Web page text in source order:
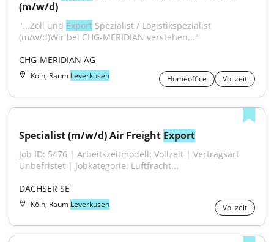
(m/w/d)
"...Zoll und Export Spezialist / Logistikspezialist
(m/w/d)Wir bei CHG-MERIDIAN verstehen..."
CHG-MERIDIAN AG
Köln, Raum Leverkusen Homeoffice Vollzeit
Specialist (m/w/d) Air Freight Export
Job ID: 5476 | Arbeitszeitmodell: Vollzeit | Vertragsart
Unbefristet | Jobkategorie: Luftfracht...
DACHSER SE
Köln, Raum Leverkusen Vollzeit